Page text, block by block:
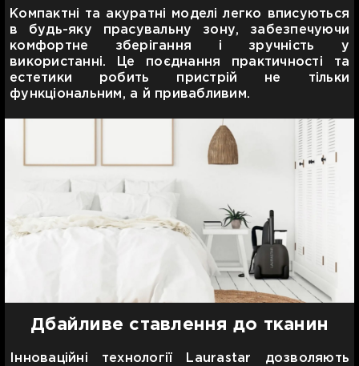
Компактні та акуратні моделі легко вписуються
в будь-яку прасувальну зону, забезпечуючи
комфортне зберігання і зручність у
використанні. Це поєднання практичності та
естетики робить пристрій не тільки
функціональним, а й привабливим.
Дбайливе ставлення до тканин
Інноваційні технології Laurastar дозволяють